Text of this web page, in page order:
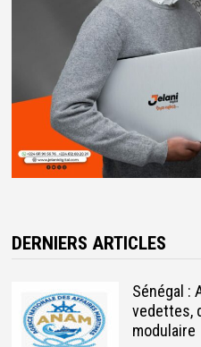
DERNIERS ARTICLES
Sénégal :
vedettes,
modulaire